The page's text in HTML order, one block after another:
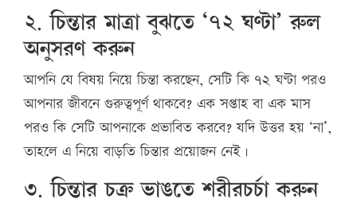
২. চিন্তার মাত্রা বুঝতে ‘৭২ ঘণ্টা’ রুল
অনুসরণ করুন
আপনি যে বিষয় নিয়ে চিন্তা করছেন, সেটি কি ৭২ ঘণ্টা পরও
আপনার জীবনে গুরুত্বপূর্ণ থাকবে? এক সপ্তাহ বা এক মাস
পরও কি সেটি আপনাকে প্রভাবিত করবে? যদি উত্তর হয় ‘না’,
তাহলে এ নিয়ে বাড়তি চিন্তার প্রয়োজন নেই।
৩. চিন্তার চক্র ভাঙতে শরীরচর্চা করুন